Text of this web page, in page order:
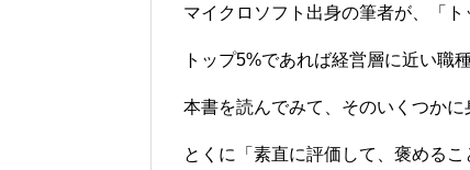
マイクロソフト出身の筆者が、「
トップ5%であれば経営層に近い職
本書を読んでみて、そのいくつか
とくに「素直に評価して、褒める